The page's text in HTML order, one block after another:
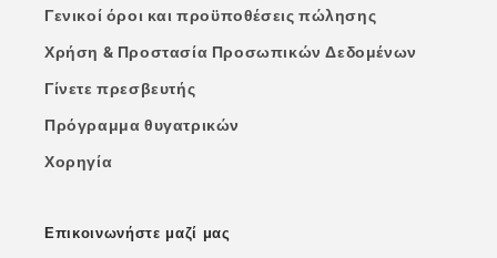
Γενικοί όροι και προϋποθέσεις πώλησης
Χρήση & Προστασία Προσωπικών Δεδομένων
Γίνετε πρεσβευτής
Πρόγραμμα θυγατρικών
Χορηγία
Επικοινωνήστε μαζί μας